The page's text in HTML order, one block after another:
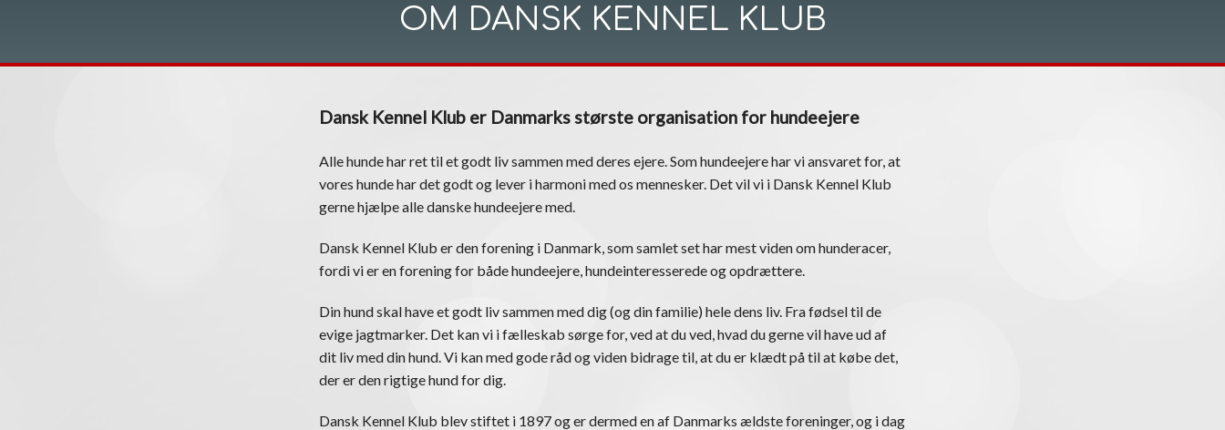
OM DANSK KENNEL KLUB
Dansk Kennel Klub er Danmarks største organisation for hundeejere
Alle hunde har ret til et godt liv sammen med deres ejere. Som hundeejere har vi ansvaret for, at
vores hunde har det godt og lever i harmoni med os mennesker. Det vil vi i Dansk Kennel Klub
gerne hjælpe alle danske hundeejere med.
Dansk Kennel Klub er den forening i Danmark, som samlet set har mest viden om hunderacer,
fordi vi er en forening for både hundeejere, hundeinteresserede og opdrættere.
Din hund skal have et godt liv sammen med dig (og din familie) hele dens liv. Fra fødsel til de
evige jagtmarker. Det kan vi i fælleskab sørge for, ved at du ved, hvad du gerne vil have ud af
dit liv med din hund. Vi kan med gode råd og viden bidrage til, at du er klædt på til at købe det,
der er den rigtige hund for dig.
Dansk Kennel Klub blev stiftet i 1897 og er dermed en af Danmarks ældste foreninger, og i dag